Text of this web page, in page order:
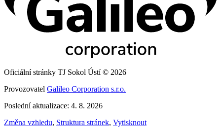
Oficiální stránky TJ Sokol Ústí © 2026
Provozovatel Galileo Corporation s.r.o.
Poslední aktualizace: 4. 8. 2026
Změna vzhledu, Struktura stránek, Vytisknout